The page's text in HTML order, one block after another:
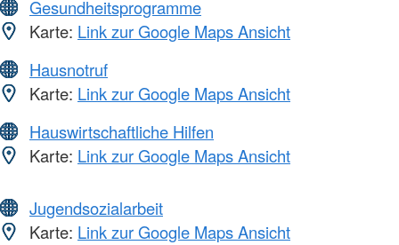
Gesundheitsprogramme
Karte: Link zur Google Maps Ansicht
Hausnotruf
Karte: Link zur Google Maps Ansicht
Hauswirtschaftliche Hilfen
Karte: Link zur Google Maps Ansicht
Jugendsozialarbeit
Karte: Link zur Google Maps Ansicht